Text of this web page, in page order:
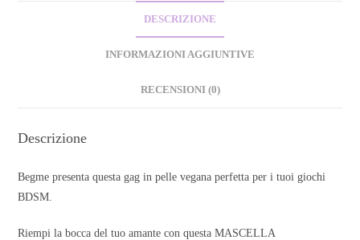
DESCRIZIONE
INFORMAZIONI AGGIUNTIVE
RECENSIONI (0)
Descrizione
Begme presenta questa gag in pelle vegana perfetta per i tuoi giochi
BDSM.
Riempi la bocca del tuo amante con questa MASCELLA